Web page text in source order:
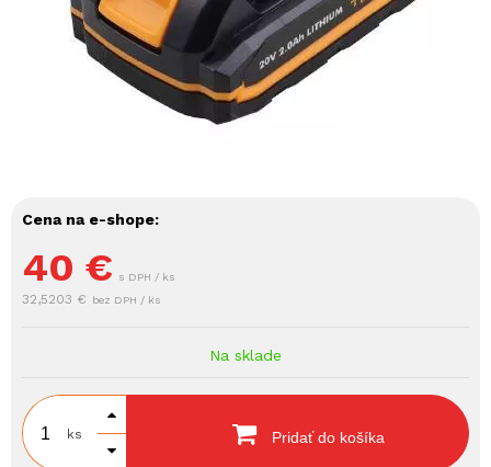
Cena na e-shope:
40 € s DPH / ks
32,5203 € bez DPH / ks
Na sklade
ks Pridať do košíka